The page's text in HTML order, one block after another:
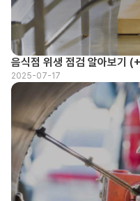
음식점 위생 점검 알아보기
2025-07-17